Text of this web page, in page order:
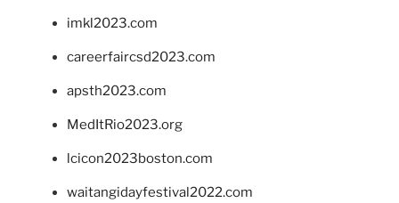
imkl2023.com
careerfaircsd2023.com
apsth2023.com
MedItRio2023.org
lcicon2023boston.com
waitangidayfestival2022.com